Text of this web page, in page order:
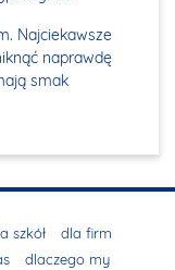
Najciekawsze
naprawdę
smak
szkół
dla firm
dlaczego my